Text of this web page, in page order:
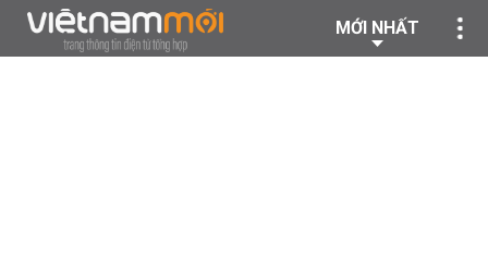
MỚI NHẤT